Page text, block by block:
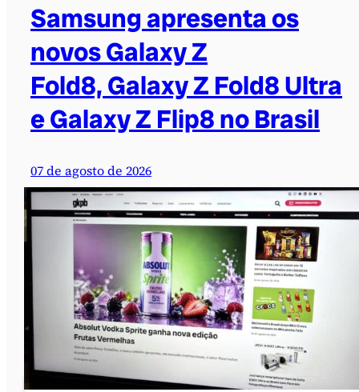
Samsung apresenta os
novos Galaxy Z
Fold8, Galaxy Z Fold8 Ultra
e Galaxy Z Flip8 no Brasil
07 de agosto de 2026